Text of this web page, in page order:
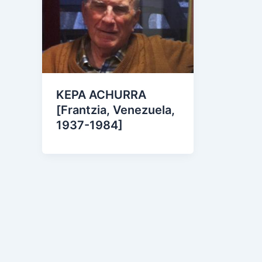
KEPA ACHURRA
[Frantzia, Venezuela,
1937-1984]